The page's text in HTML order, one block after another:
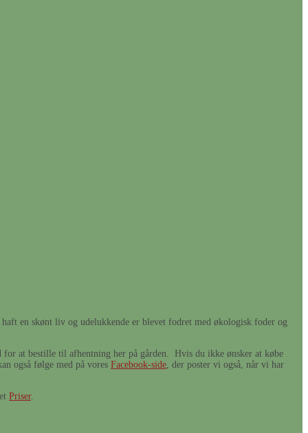
en skønt liv og udelukkende er blevet fodret med økologisk foder og
for at bestille til afhentning her på gården. Hvis du ikke ønsker at købe
også følge med på vores Facebook-side , der poster vi også, når vi har
Priser.